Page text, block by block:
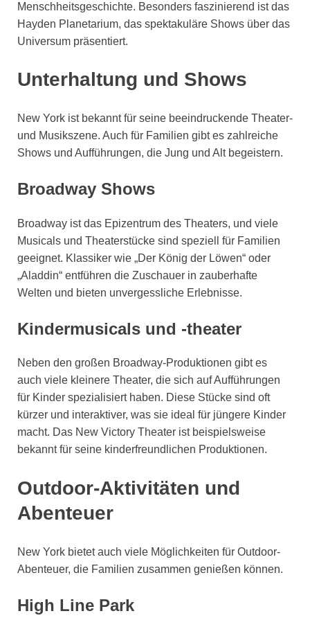
Menschheitsgeschichte. Besonders faszinierend ist das
Hayden Planetarium, das spektakuläre Shows über das
Universum präsentiert.
Unterhaltung und Shows
New York ist bekannt für seine beeindruckende Theater-
und Musikszene. Auch für Familien gibt es zahlreiche
Shows und Aufführungen, die Jung und Alt begeistern.
Broadway Shows
Broadway ist das Epizentrum des Theaters, und viele
Musicals und Theaterstücke sind speziell für Familien
geeignet. Klassiker wie „Der König der Löwen“ oder
„Aladdin“ entführen die Zuschauer in zauberhafte
Welten und bieten unvergessliche Erlebnisse.
Kindermusicals und -theater
Neben den großen Broadway-Produktionen gibt es
auch viele kleinere Theater, die sich auf Aufführungen
für Kinder spezialisiert haben. Diese Stücke sind oft
kürzer und interaktiver, was sie ideal für jüngere Kinder
macht. Das New Victory Theater ist beispielsweise
bekannt für seine kinderfreundlichen Produktionen.
Outdoor-Aktivitäten und
Abenteuer
New York bietet auch viele Möglichkeiten für Outdoor-
Abenteuer, die Familien zusammen genießen können.
High Line Park